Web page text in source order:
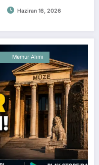
Haziran 16, 2026
Memur Alımı